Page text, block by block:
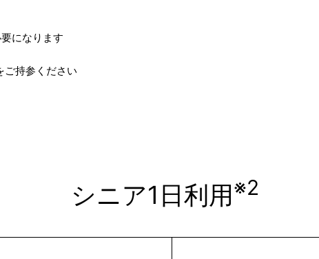
になります
ご持参ください
シニア1日利用※2